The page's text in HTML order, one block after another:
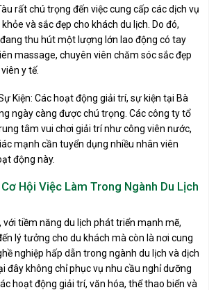
rất chú trọng đến việc cung cấp các dịch vụ
và sắc đẹp cho khách du lịch. Do đó,
thu hút một lượng lớn lao động có tay
massage, chuyên viên chăm sóc sắc đẹp
y tế.
Kiện: Các hoạt động giải trí, sự kiện tại Bà
ngày càng được chú trọng. Các công ty tổ
tâm vui chơi giải trí như công viên nước,
mạnh cần tuyển dụng nhiều nhân viên
động này.
Hội Việc Làm Trong Ngành Du Lịch
với tiềm năng du lịch phát triển mạnh mẽ,
lý tưởng cho du khách mà còn là nơi cung
nghiệp hấp dẫn trong ngành du lịch và dịch
đây không chỉ phục vụ nhu cầu nghỉ dưỡng
hoạt động giải trí, văn hóa, thể thao biển và